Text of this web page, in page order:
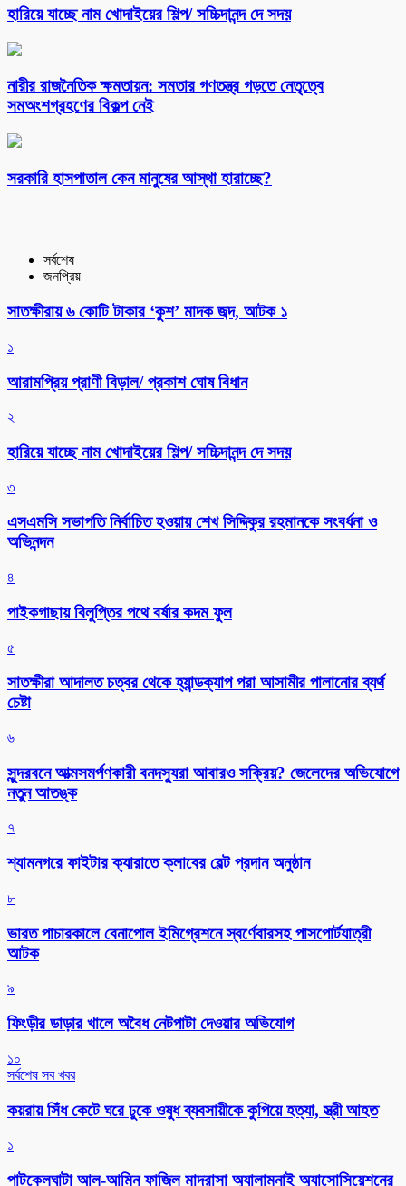
হারিয়ে যাচ্ছে নাম খোদাইয়ের শিল্প/ সচ্চিদানন্দ দে সদয়
নারীর রাজনৈতিক ক্ষমতায়ন: সমতার গণতন্ত্র গড়তে নেতৃত্বে
সমঅংশগ্রহণের বিকল্প নেই
সরকারি হাসপাতাল কেন মানুষের আস্থা হারাচ্ছে?
সর্বশেষ
জনপ্রিয়
সাতক্ষীরায় ৬ কোটি টাকার ‘কুশ’ মাদক জব্দ, আটক ১
১
আরামপ্রিয় প্রাণী বিড়াল/ প্রকাশ ঘোষ বিধান
২
হারিয়ে যাচ্ছে নাম খোদাইয়ের শিল্প/ সচ্চিদানন্দ দে সদয়
৩
এসএমসি সভাপতি নির্বাচিত হওয়ায় শেখ সিদ্দিকুর রহমানকে সংবর্ধনা ও
অভিনন্দন
৪
পাইকগাছায় বিলুপ্তির পথে বর্ষার কদম ফুল
৫
সাতক্ষীরা আদালত চত্বর থেকে হ্যান্ডক্যাপ পরা আসামীর পালানোর ব্যর্থ
চেষ্টা
৬
সুন্দরবনে আত্মসমর্পণকারী বনদস্যুরা আবারও সক্রিয়? জেলেদের অভিযোগে
নতুন আতঙ্ক
৭
শ্যামনগরে ফাইটার ক্যারাতে ক্লাবের বেল্ট প্রদান অনুষ্ঠান
৮
ভারত পাচারকালে বেনাপোল ইমিগ্রেশনে স্বর্ণেবারসহ পাসপোর্টযাত্রী
আটক
৯
ফিংড়ীর ডাড়ার খালে অবৈধ নেটপাটা দেওয়ার অভিযোগ
১০
সর্বশেষ সব খবর
কয়রায় সিঁধ কেটে ঘরে ঢুকে ওষুধ ব্যবসায়ীকে কুপিয়ে হত্যা, স্ত্রী আহত
১
পাটকেলঘাটা আল-আমিন ফাজিল মাদ্রাসা অ্যালামনাই অ্যাসোসিয়েশনের